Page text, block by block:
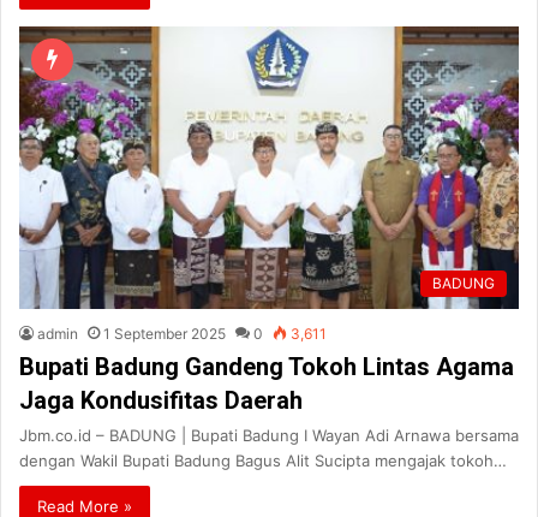
BADUNG
admin 1 September 2025 0 3,611
Bupati Badung Gandeng Tokoh Lintas Agama
Jaga Kondusifitas Daerah
Jbm.co.id – BADUNG | Bupati Badung I Wayan Adi Arnawa bersama
dengan Wakil Bupati Badung Bagus Alit Sucipta mengajak tokoh…
Read More »